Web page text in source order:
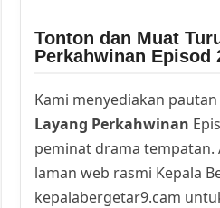
Tonton dan Muat
Perkahwinan Episod
Kami menyediakan
Layang Perkahwinan
peminat drama tempatan.
laman web rasmi Kepala
kepalabergetar9.cam